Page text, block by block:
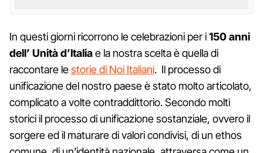
In questi giorni ricorrono le celebrazioni per i150 anni
dell’ Unità d’Italiae la nostra scelta è quella di
raccontare lestorie di Noi Italiani. Il processo di
unificazione del nostro paese è stato molto articolato,
complicato a volte contraddittorio. Secondo molti
storici il processo di unificazione sostanziale, ovvero il
sorgere ed il maturare di valori condivisi, di un ethos